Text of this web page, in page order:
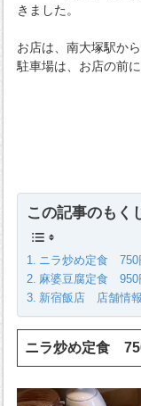
きました。
お店は、南大塚駅か
駐車場は、お店の前に
この記事のもく
ニラ炒め定食
麻婆豆腐定食
新宿飯店 店舗情報
ニラ炒め定食